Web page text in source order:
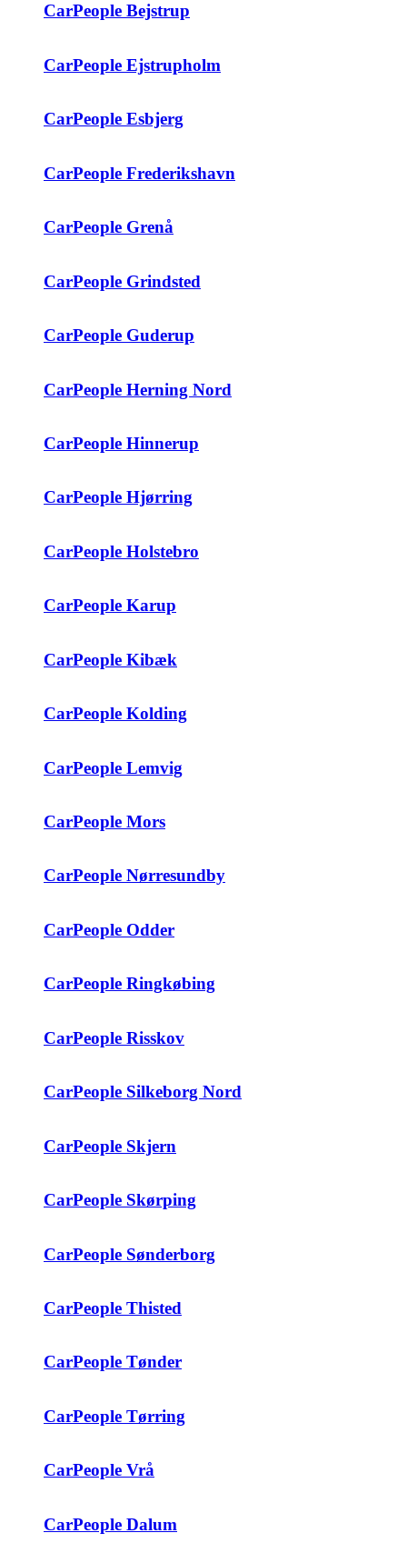
CarPeople Bejstrup
CarPeople Ejstrupholm
CarPeople Esbjerg
CarPeople Frederikshavn
CarPeople Grenå
CarPeople Grindsted
CarPeople Guderup
CarPeople Herning Nord
CarPeople Hinnerup
CarPeople Hjørring
CarPeople Holstebro
CarPeople Karup
CarPeople Kibæk
CarPeople Kolding
CarPeople Lemvig
CarPeople Mors
CarPeople Nørresundby
CarPeople Odder
CarPeople Ringkøbing
CarPeople Risskov
CarPeople Silkeborg Nord
CarPeople Skjern
CarPeople Skørping
CarPeople Sønderborg
CarPeople Thisted
CarPeople Tønder
CarPeople Tørring
CarPeople Vrå
CarPeople Dalum